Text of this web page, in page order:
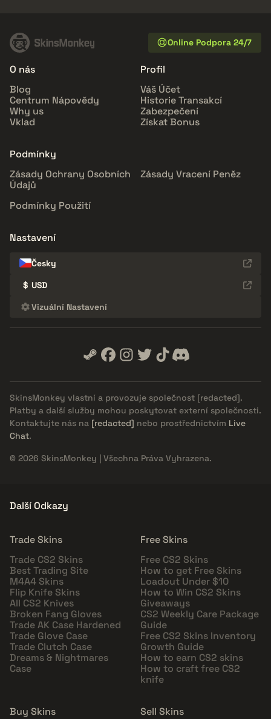
Online Podpora 24/7
O nás
Blog
Centrum Nápovědy
Why us
Vklad
Profil
Váš Účet
Historie Transakcí
Zabezpečení
Získat Bonus
Podmínky
Zásady Ochrany Osobních
Údajů
Zásady Vracení Peněz
Podmínky Použití
Nastavení
Česky
$ USD
Vizuální Nastavení
SkinsMonkey vlastní a provozuje společnost [redacted].
Platby a další služby mohou poskytovat externí společnosti.
Kontaktujte nás na [redacted] nebo prostřednictvím Live
Chat.
© 2026 SkinsMonkey | Všechna Práva Vyhrazena.
Další Odkazy
Trade Skins
Trade CS2 Skins
Best Trading Site
M4A4 Skins
Flip Knife Skins
All CS2 Knives
Broken Fang Gloves
Trade AK Case Hardened
Trade Glove Case
Trade Clutch Case
Dreams & Nightmares
Case
Free Skins
Free CS2 Skins
How to get Free Skins
Loadout Under $10
How to Win CS2 Skins
Giveaways
CS2 Weekly Care Package
Guide
Free CS2 Skins Inventory
Growth Guide
How to earn CS2 skins
How to craft free CS2
knife
Buy Skins Sell Skins